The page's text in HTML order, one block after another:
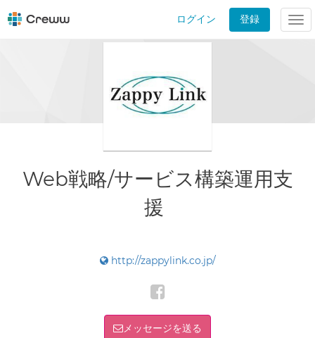
ログイン 登録
Web戦略/サービス構築運用支
援
http://zappylink.co.jp/
メッセージを送る